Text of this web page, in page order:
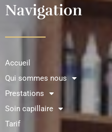
Navigation
Accueil
Qui sommes nous
Prestations
Soin capillaire
Tarif